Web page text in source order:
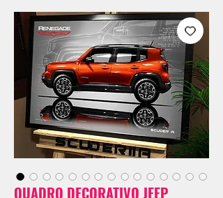
QUADRO DECORATIVO JEEP